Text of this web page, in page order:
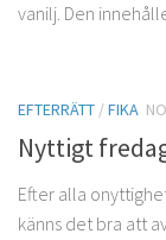
vanilj. Den
EFTERRÄTT /FIKA
Nyttigt
Efter alla
känns det bra att